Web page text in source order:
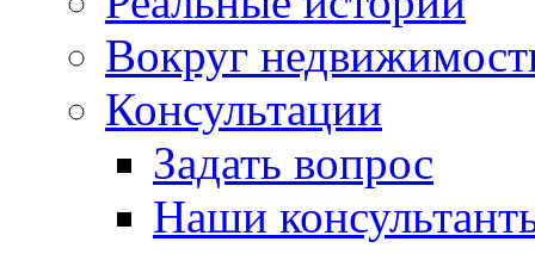
Вокруг
Консультации
Задать вопрос
Наши